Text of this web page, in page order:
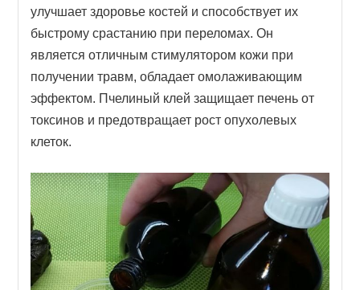
улучшает здоровье костей и способствует их
быстрому срастанию при переломах. Он
является отличным стимулятором кожи при
получении травм, обладает омолаживающим
эффектом. Пчелиный клей защищает печень от
токсинов и предотвращает рост опухолевых
клеток.